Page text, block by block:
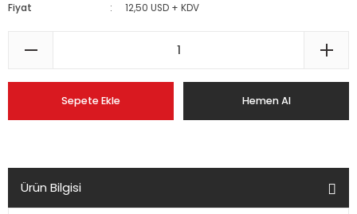
Fiyat
12,50 USD + KDV
Sepete Ekle Hemen Al
Ürün Bilgisi